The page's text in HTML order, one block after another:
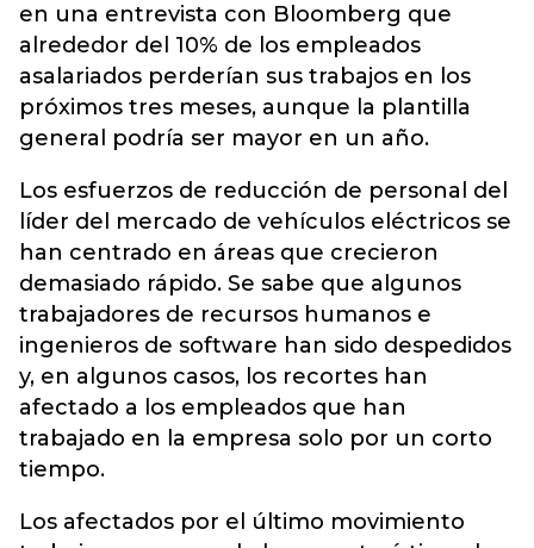
en una entrevista con Bloomberg que
alrededor del 10% de los empleados
asalariados perderían sus trabajos en los
próximos tres meses, aunque la plantilla
general podría ser mayor en un año.
Los esfuerzos de reducción de personal del
líder del mercado de vehículos eléctricos se
han centrado en áreas que crecieron
demasiado rápido. Se sabe que algunos
trabajadores de recursos humanos e
ingenieros de software han sido despedidos
y, en algunos casos, los recortes han
afectado a los empleados que han
trabajado en la empresa solo por un corto
tiempo.
Los afectados por el último movimiento